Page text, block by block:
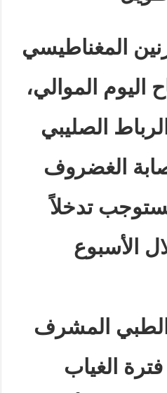
المغناطيسي
اليوم الموالي،
الصليبي
الغضروف
تدخلاً
الأسبوع
المشرف
الغياب